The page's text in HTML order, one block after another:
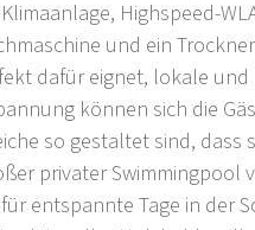
Highspeed-
und ein
dafür eignet, lokale
können sich die
so gestaltet sind,
privater
entspannte Tage in der